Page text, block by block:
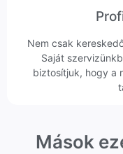
Nem csak
Saját
biztosítjuk, hogy a
Mások